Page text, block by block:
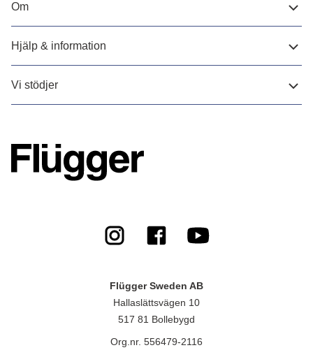
Om
Hjälp & information
Vi stödjer
Flügger Sweden AB
Hallaslättsvägen 10
517 81 Bollebygd
Org.nr. 556479-2116